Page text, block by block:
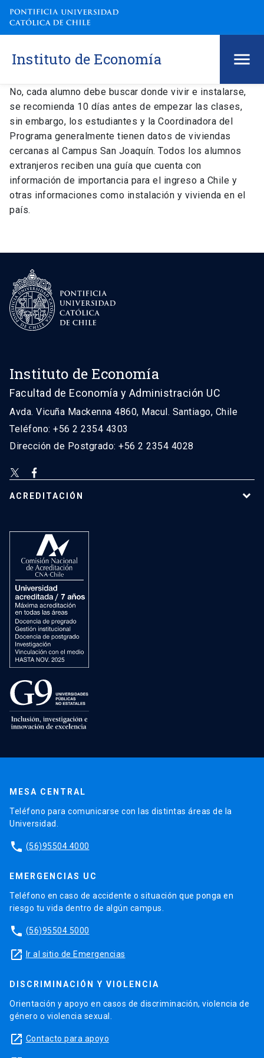
Instituto de Economía
No, cada alumno debe buscar donde vivir e instalarse,
se recomienda 10 días antes de empezar las clases,
sin embargo, los estudiantes y la Coordinadora del
Programa generalmente tienen datos de viviendas
cercanas al Campus San Joaquín. Todos los alumnos
extranjeros reciben una guía que cuenta con
información de importancia para el ingreso a Chile y
otras informaciones como instalación y vivienda en el
país.
Instituto de Economía
Facultad de Economía y Administración UC
Avda. Vicuña Mackenna 4860, Macul. Santiago, Chile
Teléfono: +56 2 2354 4303
Dirección de Postgrado: +56 2 2354 4028
ACREDITACIÓN
MESA CENTRAL
Teléfono para comunicarse con las distintas áreas de la
Universidad.
phone (56)95504 4000
EMERGENCIAS UC
Teléfono en caso de accidente o situación que ponga en
riesgo tu vida dentro de algún campus.
phone (56)95504 5000
launch Ir al sitio de Emergencias
DISCRIMINACIÓN Y VIOLENCIA
Orientación y apoyo en casos de discriminación, violencia de
género o violencia sexual.
launch Contacto para apoyo